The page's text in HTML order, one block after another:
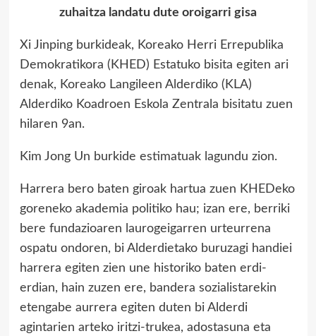
zuhaitza landatu dute oroigarri gisa
Xi Jinping burkideak, Koreako Herri Errepublika
Demokratikora (KHED) Estatuko bisita egiten ari
denak, Koreako Langileen Alderdiko (KLA)
Alderdiko Koadroen Eskola Zentrala bisitatu zuen
hilaren 9an.
Kim Jong Un burkide estimatuak lagundu zion.
Harrera bero baten giroak hartua zuen KHEDeko
goreneko akademia politiko hau; izan ere, berriki
bere fundazioaren laurogeigarren urteurrena
ospatu ondoren, bi Alderdietako buruzagi handiei
harrera egiten zien une historiko baten erdi-
erdian, hain zuzen ere, bandera sozialistarekin
etengabe aurrera egiten duten bi Alderdi
agintarien arteko iritzi-trukea, adostasuna eta